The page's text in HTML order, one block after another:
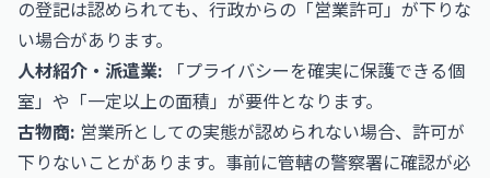
の登記は認められても、行政からの「営業許可」が下りな
い場合があります。
人材紹介・派遣業: 「プライバシーを確実に保護できる個
室」や「一定以上の面積」が要件となります。
古物商: 営業所としての実態が認められない場合、許可が
下りないことがあります。事前に管轄の警察署に確認が必